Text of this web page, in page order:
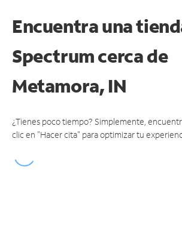
Encuentra una
Spectrumcerca de
Metamora, IN
¿Tienes poco tiempo? Simplemente,
clic en "Hacer cita" para optimizar tu